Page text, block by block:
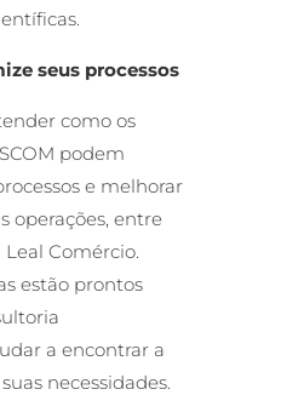
seus processos
como os
podem
e melhorar
operações, entre
Comércio.
estão prontos
a encontrar a
necessidades.